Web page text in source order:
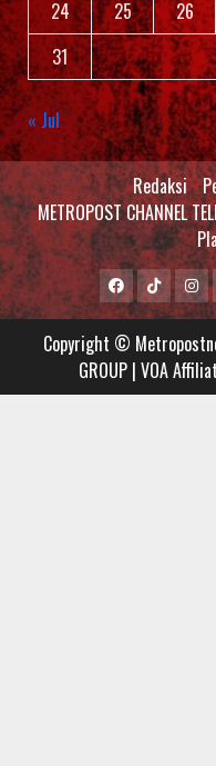
24
25 26
31
« Jul
Redaksi
METROPOST CHANNEL
Facebook
Tiktok
Media
Group
Copyright ©
GROUP | VOA